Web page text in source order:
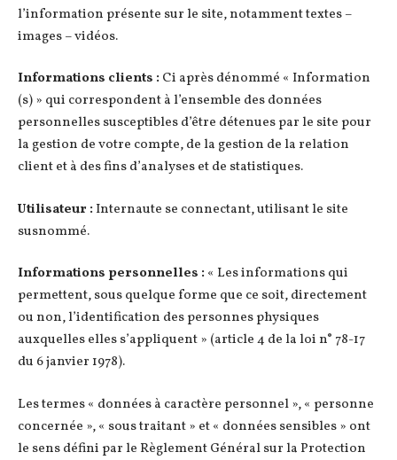
l’information présente sur le site, notamment textes –
images – vidéos.
Informations clients : Ci après dénommé « Information
(s) » qui correspondent à l’ensemble des données
personnelles susceptibles d’être détenues par le site pour
la gestion de votre compte, de la gestion de la relation
client et à des fins d’analyses et de statistiques.
Utilisateur : Internaute se connectant, utilisant le site
susnommé.
Informations personnelles : « Les informations qui
permettent, sous quelque forme que ce soit, directement
ou non, l’identification des personnes physiques
auxquelles elles s’appliquent » (article 4 de la loi n° 78-17
du 6 janvier 1978).
Les termes « données à caractère personnel », « personne
concernée », « sous traitant » et « données sensibles » ont
le sens défini par le Règlement Général sur la Protection